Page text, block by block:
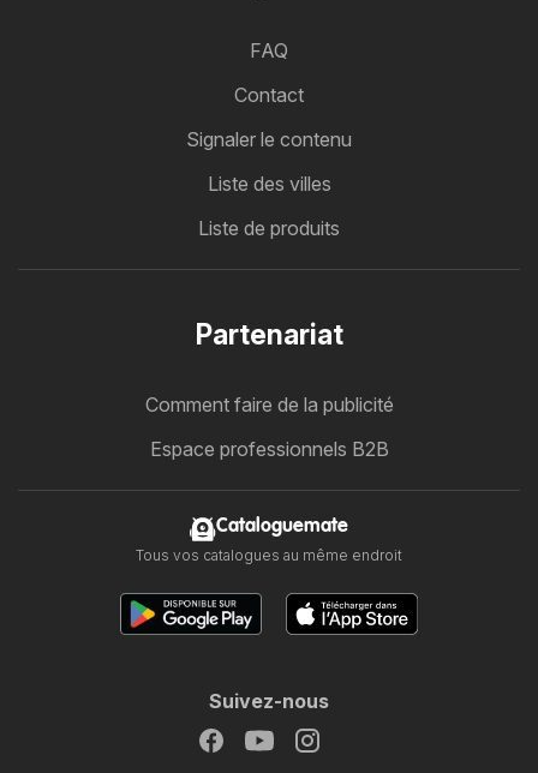
FAQ
Contact
Signaler le contenu
Liste des villes
Liste de produits
Partenariat
Comment faire de la publicité
Espace professionnels B2B
Cataloguemate
Tous vos catalogues au même endroit
Suivez-nous